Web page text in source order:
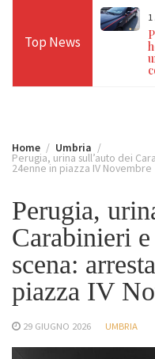
Top News
nel
per guida in
Home Umbria
Perugia, urina sull’auto dei
24enne in piazza IV Novembre
Perugia,
Carabinieri
scena:
piazza IV
29 GIUGNO 2026 UMBRIA